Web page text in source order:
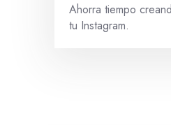
Ahorra tiempo
tu Instagram.